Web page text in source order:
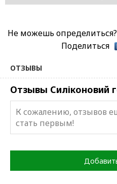
Не можешь
Поделиться
ОТЗЫВЫ
Отзывы Силіконовий
К сожалению, отзывов
стать первым!